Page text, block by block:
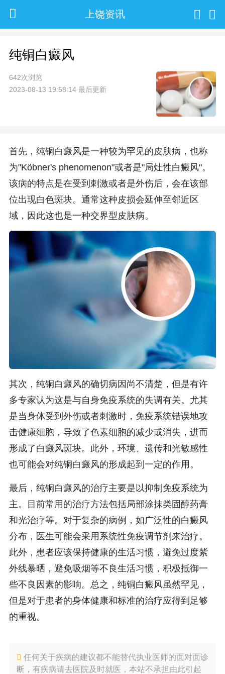
上饶资讯
纯铜白癜风
642次浏览
2023-08-13 19:58:14 最后更新
首先，纯铜白癜风是一种较为罕见的皮肤病，也称
为"Köbner's phenomenon"或者是"局灶性白癜风"。
该病的特点是在受到刺激或者是外伤后，会在该部
位出现白色斑块。通常这种皮损会延伸至邻近区
域，因此这也是一种交界型皮肤病。
其次，纯铜白癜风的确切病因尚不清楚，但是有许
多专家认为这是与自身免疫系统的失调有关。尤其
是当身体受到外伤或者刺激时，免疫系统错误地攻
击健康细胞，导致了色素细胞的减少或消失，进而
形成了白癜风斑块。此外，环境、遗传和光敏感性
也可能会对纯铜白癜风的形成起到一定的作用。
最后，纯铜白癜风的治疗主要是以抑制免疫系统为
主。目前常用的治疗方法包括局部涂抹类固醇药膏
和光治疗等。对于复杂的病例，如广泛性的白癜风
分布，医生可能会采用系统性免疫调节剂来治疗。
此外，患者应该保持健康的生活习惯，避免过度紫
外线暴晒，避免吸烟等不良生活习惯，积极抵御一
些不良因素的影响。总之，纯铜白癜风虽然罕见，
但是对于患者的身体健康和标准的治疗应得到足够
的重视。
任何关于疾病的建议都不能替代执业医师的面对面诊
断，有疾病请去医院及时就医，本站不承担由此引起